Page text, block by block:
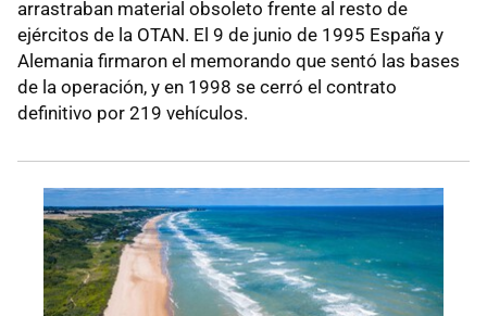
arrastraban material obsoleto frente al resto de
ejércitos de la OTAN. El 9 de junio de 1995 España y
Alemania firmaron el memorando que sentó las bases
de la operación, y en 1998 se cerró el contrato
definitivo por 219 vehículos.